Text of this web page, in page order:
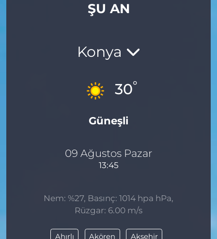
ŞU AN
Konya
30°
Güneşli
09 Ağustos Pazar
13:45
Nem: %27, Basınç: 1014 hpa hPa,
Rüzgar: 6.00 m/s
Ahırlı Akören Akşehir